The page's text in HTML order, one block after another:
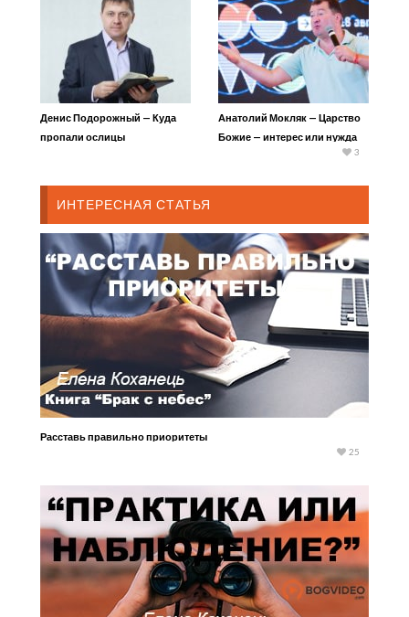
Денис Подорожный — Куда
пропали ослицы
Анатолий Мокляк — Царство
Божие — интерес или нужда
3
ИНТЕРЕСНАЯ СТАТЬЯ
Расставь правильно приоритеты
25